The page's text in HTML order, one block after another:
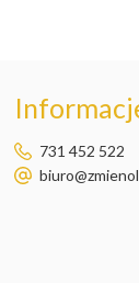
731 452 522